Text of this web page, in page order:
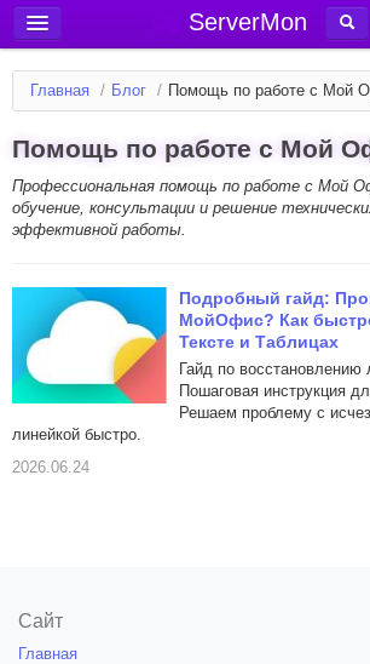
ServerMon
Добавить сервер
Мониторинг серверов
Новости
Блог
Статьи
Вход в аккаунт
Главная / Блог / Помощь по работе с Мой
Помощь по работе с Мой
Профессиональная помощь по работе с Мой
обучение, консультации и решение
эффективной работы.
Подробный гайд:
МойОфис? Как
Тексте и Таблицах
Гайд по
Пошаговая инструкция
Решаем проблему с
линейкой быстро.
2026.06.24
Сайт
Главная